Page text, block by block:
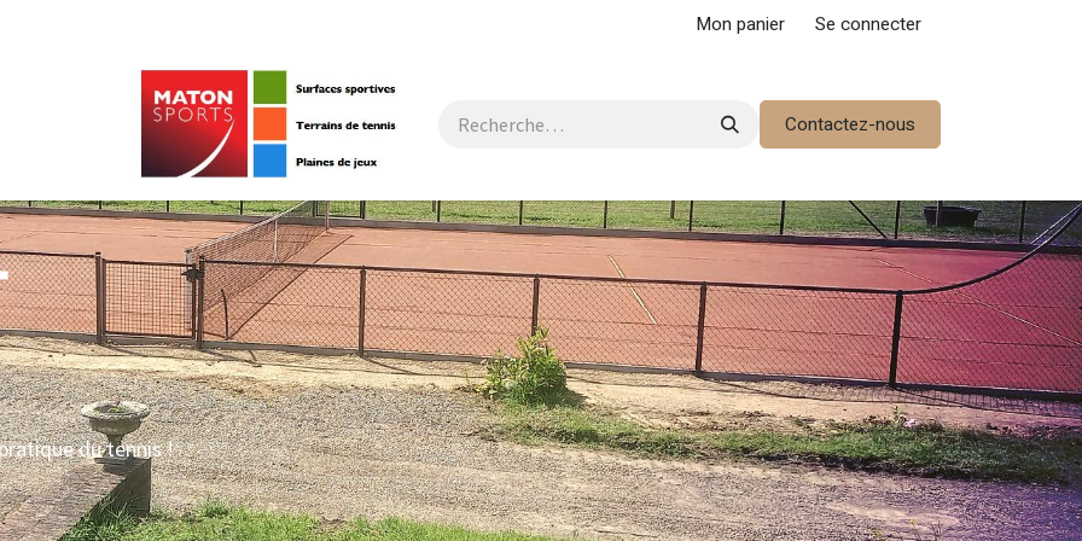
Mon panier Se connecter
Contactez-nous
du tennis !